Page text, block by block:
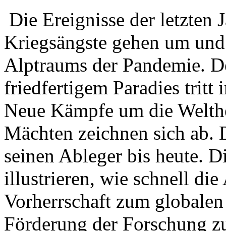
Die Ereignisse der letzten
Kriegsängste gehen um
Alptraums der Pandemie.
friedfertigem Paradies tritt
Neue Kämpfe um die
Mächten zeichnen sich
seinen Ableger bis heute.
illustrieren, wie schnell die
Vorherrschaft zum
Förderung der Forschung